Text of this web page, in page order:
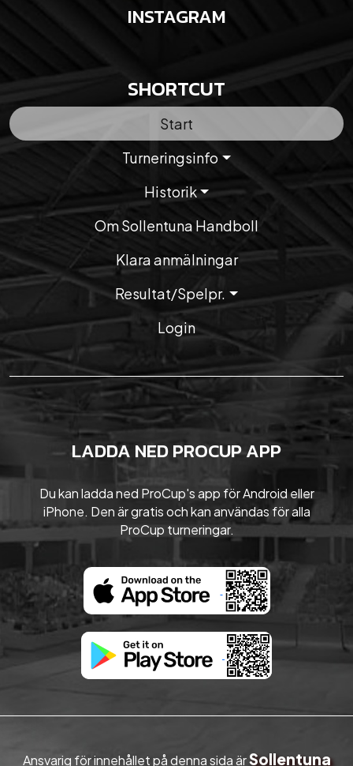
INSTAGRAM
SHORTCUT
Start
Turneringsinfo
Historik
Om Sollentuna Handboll
Klara anmälningar
Resultat/Spelpr.
Login
LADDA NED PROCUP APP
Du kan ladda ned ProCup's app för Android eller
iPhone. Den är gratis och kan användas för alla
ProCup turneringar.
Ansvarig för innehållet på denna sida ärSollentuna